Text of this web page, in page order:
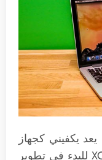
يكفيني كجهاز
رئيسي فأنا بحاجة إلى برنامج XCode للبدء في تطوير